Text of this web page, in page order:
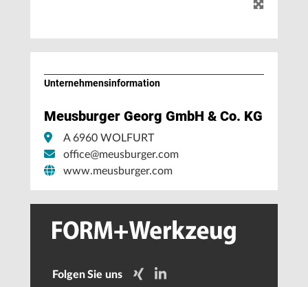
Unternehmens­information
Meusburger Georg GmbH & Co. KG
A 6960 WOLFURT
office@meusburger.com
www.meusburger.com
Folgen Sie uns